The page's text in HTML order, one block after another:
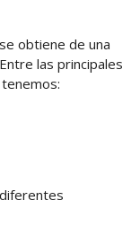
obtiene de una
las principales